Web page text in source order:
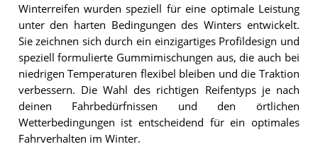
Winterreifen wurden speziell für eine optimale Leistung
unter den harten Bedingungen des Winters entwickelt.
Sie zeichnen sich durch ein einzigartiges Profildesign und
speziell formulierte Gummimischungen aus, die auch bei
niedrigen Temperaturen flexibel bleiben und die Traktion
verbessern. Die Wahl des richtigen Reifentyps je nach
deinen Fahrbedürfnissen und den örtlichen
Wetterbedingungen ist entscheidend für ein optimales
Fahrverhalten im Winter.